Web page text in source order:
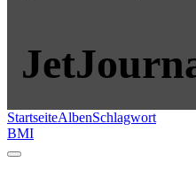
StartseiteAlbenSchlagwort
BMI